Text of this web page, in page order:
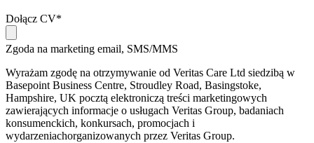
Dołącz CV*
Zgoda na marketing email, SMS/MMS
Wyrażam zgodę na otrzymywanie od Veritas Care Ltd siedzibą w
Basepoint Business Centre, Stroudley Road, Basingstoke,
Hampshire, UK pocztą elektroniczą treści marketingowych
zawierających informacje o usługach Veritas Group, badaniach
konsumenckich, konkursach, promocjach i
wydarzeniachorganizowanych przez Veritas Group.